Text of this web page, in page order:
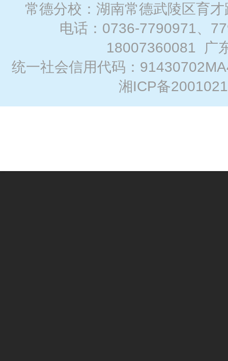
常德分校：湖南常德武陵区育
电话：0736-7790971、
18007360081
广
统一社会信用代码：
湘ICP备